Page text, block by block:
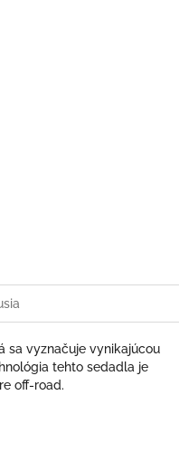
sa vyznačuje vynikajúcou
tehto sedadla je
off-road.